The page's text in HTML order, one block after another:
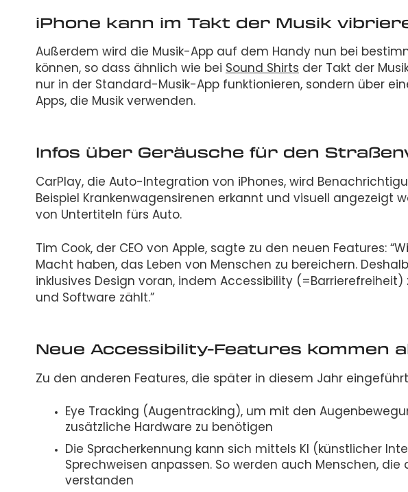
iPhone kann im Takt der Musik
Außerdem wird die Musik-App auf dem Handy nun bei
können, so dass ähnlich wie bei Sound Shirts der Takt der
nur in der Standard-Musik-App funktionieren, sondern über
Apps, die Musik verwenden.
Infos über Geräusche für den
CarPlay, die Auto-Integration von iPhones, wird
Beispiel Krankenwagensirenen erkannt und visuell angezeigt
von Untertiteln fürs Auto.
Tim Cook, der CEO von Apple, sagte zu den neuen Features:
Macht haben, das Leben von Menschen zu bereichern.
inklusives Design voran, indem Accessibility
und Software zählt.”
Neue Accessibility-Features kommen
Zu den anderen Features, die später in diesem Jahr
Eye Tracking (Augentracking), um mit den
zusätzliche Hardware zu benötigen
Die Spracherkennung kann sich mittels KI (künstlicher
Sprechweisen anpassen. So werden auch Menschen,
verstanden